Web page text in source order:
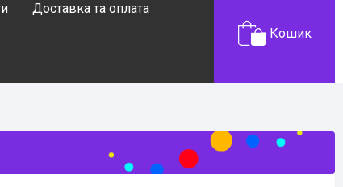
Доставка та оплата
Кошик